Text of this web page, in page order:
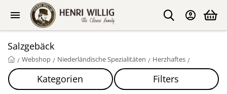
Salzgebäck
/ Webshop / Niederländische Spezialitäten / Herzhaftes /
Kategorien Filters